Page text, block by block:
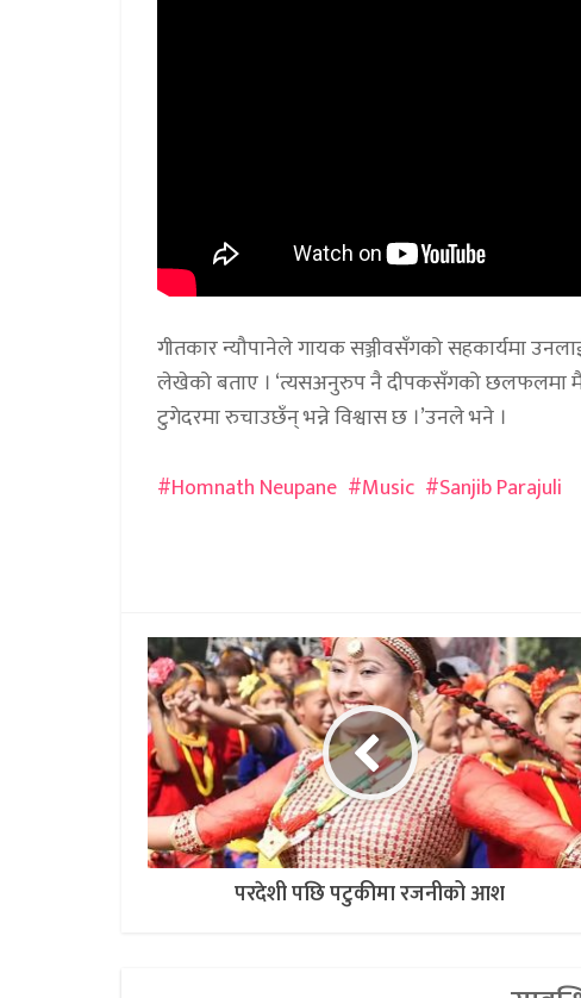
गीतकार न्यौपानेले गायक सञ्जीवसँगको सहकार्यमा
लेखेको बताए । ‘त्यसअनुरुप नै दीपकसँगको छलफलमा
टुगेदरमा रुचाउछँन् भन्ने विश्वास छ ।’उनले भने ।
Homnath Neupane
Music Sanjib Parajuli
परदेशी पछि पटुकीमा रजनीको आश